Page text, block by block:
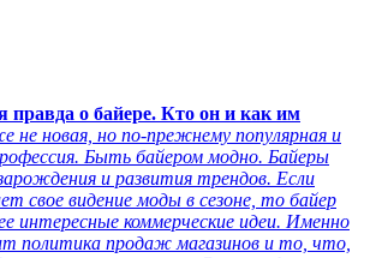
правда о байере. Кто он и как им
не новая, но по-прежнему популярная и
Быть байером модно. Байеры
и развития трендов. Если
свое видение моды в сезоне, то байер
интересные коммерческие идеи. Именно
политика продаж магазинов и то, что,